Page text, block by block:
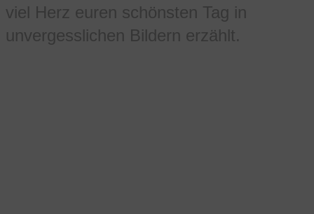
viel Herz euren schönsten Tag in
unvergesslichen Bildern erzählt.